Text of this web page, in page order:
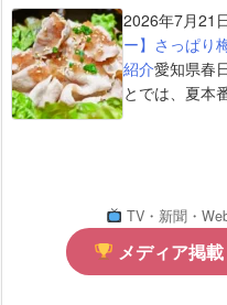
2026年7月21
ー】さっぱり
紹介愛知県春
とでは、夏本
TV・新聞・
メディア掲